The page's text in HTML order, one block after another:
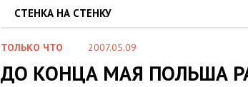
СТЕНКА НА СТЕНКУ
ТОЛЬКО ЧТО 2007.05.09
ДО КОНЦА МАЯ ПОЛЬША